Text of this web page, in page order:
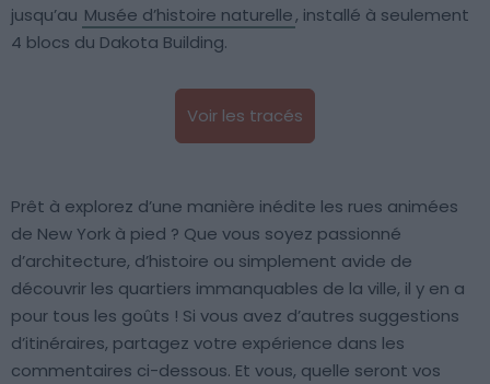
jusqu’au Musée d’histoire naturelle, installé à seulement
4 blocs du Dakota Building.
Voir les tracés
Prêt à explorez d’une manière inédite les rues animées
de New York à pied ? Que vous soyez passionné
d’architecture, d’histoire ou simplement avide de
découvrir les quartiers immanquables de la ville, il y en a
pour tous les goûts ! Si vous avez d’autres suggestions
d’itinéraires, partagez votre expérience dans les
commentaires ci-dessous. Et vous, quelle seront vos